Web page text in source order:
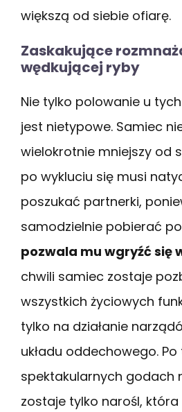
większą od siebie ofiarę.
Zaskakujące
wędkującej ryby
Nie tylko polowanie u
jest nietypowe. Samiec
wielokrotnie mniejszy od
po wykluciu się musi
poszukać partnerki,
samodzielnie pobierać
pozwala mu wgryźć się
chwili samiec zostaje
wszystkich życiowych
tylko na działanie
układu oddechowego. Po
spektakularnych godach
zostaje tylko narośl, która